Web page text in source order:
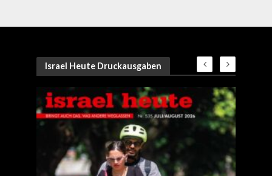
Israel Heute Druckausgaben